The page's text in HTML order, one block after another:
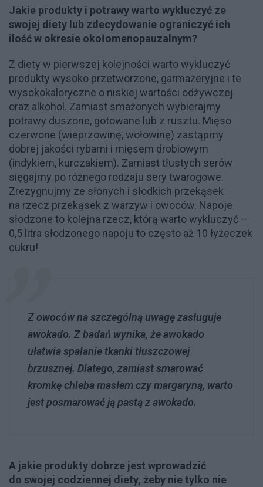
Jakie produkty i potrawy warto wykluczyć ze
swojej diety lub zdecydowanie ograniczyć ich
ilość w okresie okołomenopauzalnym?
Z diety w pierwszej kolejności warto wykluczyć
produkty wysoko przetworzone, garmażeryjne i te
wysokokaloryczne o niskiej wartości odżywczej
oraz alkohol. Zamiast smażonych wybierajmy
potrawy duszone, gotowane lub z rusztu. Mięso
czerwone (wieprzowinę, wołowinę) zastąpmy
dobrej jakości rybami i mięsem drobiowym
(indykiem, kurczakiem). Zamiast tłustych serów
sięgajmy po różnego rodzaju sery twarogowe.
Zrezygnujmy ze słonych i słodkich przekąsek
na rzecz przekąsek z warzyw i owoców. Napoje
słodzone to kolejna rzecz, którą warto wykluczyć –
0,5 litra słodzonego napoju to często aż 10 łyżeczek
cukru!
Z owoców na szczególną uwagę zasługuje
awokado. Z badań wynika, że awokado
ułatwia spalanie tkanki tłuszczowej
brzusznej. Dlatego, zamiast smarować
kromkę chleba masłem czy margaryną, warto
jest posmarować ją pastą z awokado.
A jakie produkty dobrze jest wprowadzić
do swojej codziennej diety, żeby nie tylko nie